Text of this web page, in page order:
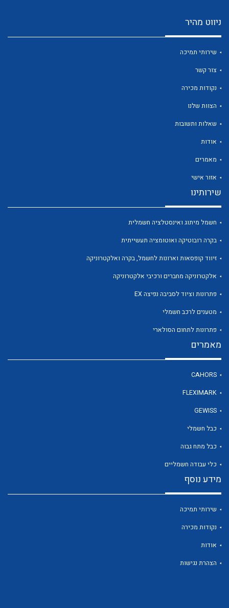
לכל מוצרי היצרן
ניווט מהיר
שירותי תמיכה
צור קשר
נקודות מכירה
הצוות שלנו
שאלות ותשובות
אודות
מאמרים
אזור אישי
שירותינו
חשמל מיתוג ואינסטלציה חשמלית
בקרה רובוטיקה ואוטומציה תעשייתית
זיווד קופסאות וארונות לחשמל, בקרה ואלקטרוניקה
אלקטרוניקה מחברים ורכיבי אלקטרוניקה
פתרונות וציוד לסביבה נפיצה EX
מטענים לרכב חשמלי
פתרונות לתחום הסולארי
מאמרים
CAHORS
FLEXIMARK
GEWISS
כבל חשמלי
כבל מתח גבוה
כלי עבודה חשמליים
מידע נוסף
שירותי תמיכה
נקודות מכירה
אודות
הצהרת נגישות